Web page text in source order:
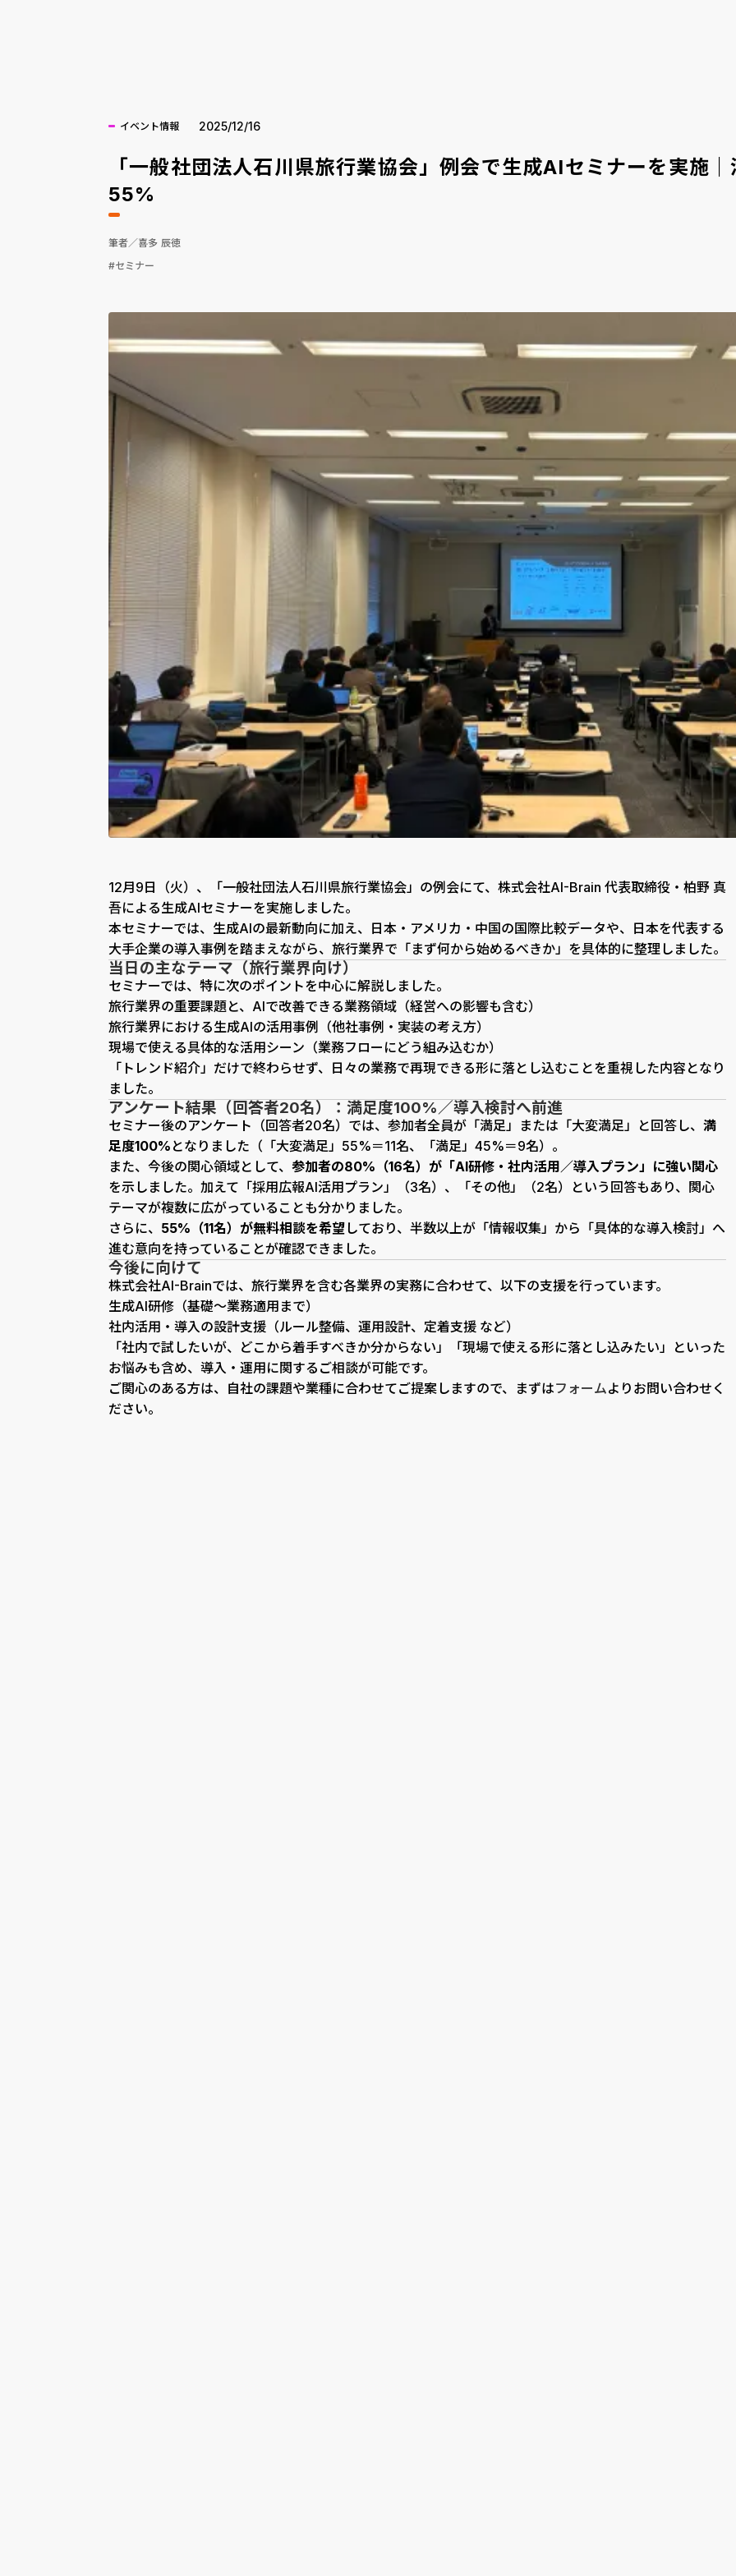
イベント情報 2025/12/16
「一般社団法人石川県旅行業協会」例会で生成AIセミナーを実施
55%
筆者／喜多 辰徳
#セミナー
12月9日（火）、「一般社団法人石川県旅行業協会」の例会にて、株式会社AI-Brain 代表取締役・柏野 真
吾による生成AIセミナーを実施しました。
本セミナーでは、生成AIの最新動向に加え、日本・アメリカ・中国の国際比較データや、日本を代表する
大手企業の導入事例を踏まえながら、旅行業界で「まず何から始めるべきか」を具体的に整理しました。
当日の主なテーマ（旅行業界向け）
セミナーでは、特に次のポイントを中心に解説しました。
旅行業界の重要課題と、AIで改善できる業務領域（経営への影響も含む）
旅行業界における生成AIの活用事例（他社事例・実装の考え方）
現場で使える具体的な活用シーン（業務フローにどう組み込むか）
「トレンド紹介」だけで終わらせず、日々の業務で再現できる形に落とし込むことを重視した内容となり
ました。
アンケート結果（回答者20名）：満足度100%／導入検討へ前進
セミナー後のアンケート（回答者20名）では、参加者全員が「満足」または「大変満足」と回答し、 満
足度100% となりました（「大変満足」55%＝11名、「満足」45%＝9名）。
また、今後の関心領域として、 参加者の80%（16名）が「AI研修・社内活用／導入プラン」に強い関心
を示しました。加えて「採用広報AI活用プラン」（3名）、「その他」（2名）という回答もあり、関心
テーマが複数に広がっていることも分かりました。
さらに、 55%（11名）が無料相談を希望 しており、半数以上が「情報収集」から「具体的な導入検討」へ
進む意向を持っていることが確認できました。
今後に向けて
株式会社AI-Brainでは、旅行業界を含む各業界の実務に合わせて、以下の支援を行っています。
生成AI研修（基礎〜業務適用まで）
社内活用・導入の設計支援（ルール整備、運用設計、定着支援 など）
「社内で試したいが、どこから着手すべきか分からない」「現場で使える形に落とし込みたい」といった
お悩みも含め、導入・運用に関するご相談が可能です。
ご関心のある方は、自社の課題や業種に合わせてご提案しますので、まずはフォームよりお問い合わせく
ださい。